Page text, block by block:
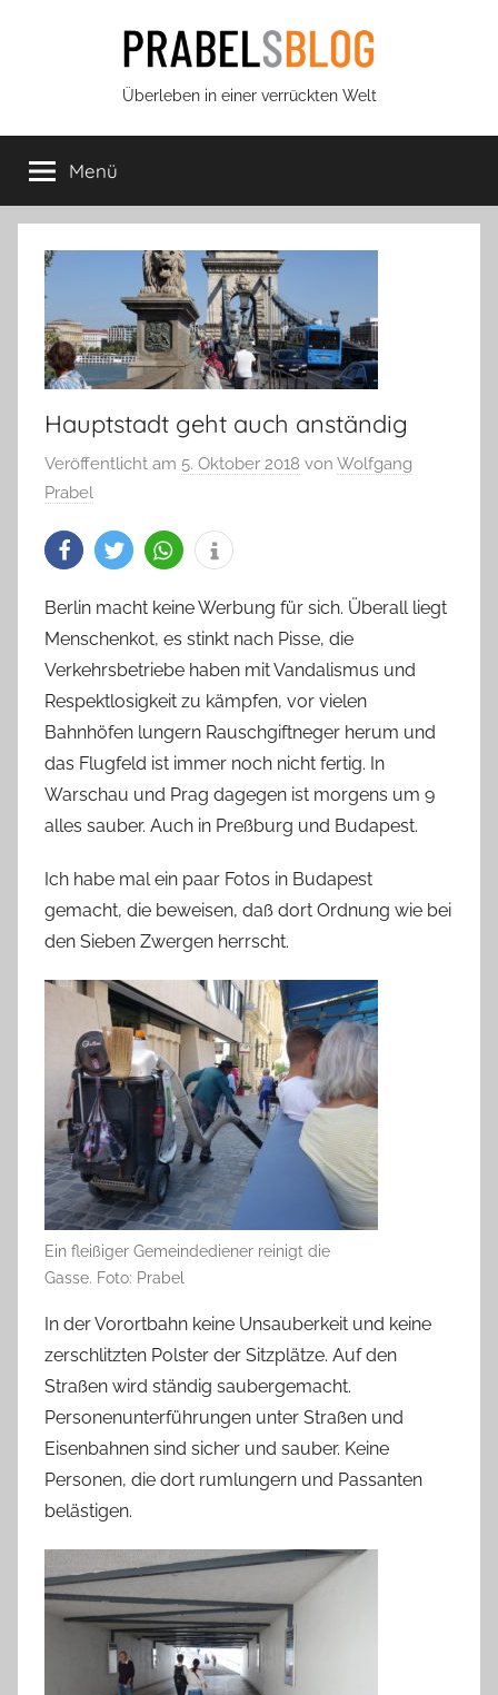
Prabels
Blog
Überleben in einer verrückten Welt
Menü
Hauptstadt geht auch anständig
Veröffentlicht am 5. Oktober 2018 von Wolfgang
Prabel
Berlin macht keine Werbung für sich. Überall liegt
Menschenkot, es stinkt nach Pisse, die
Verkehrsbetriebe haben mit Vandalismus und
Respektlosigkeit zu kämpfen, vor vielen
Bahnhöfen lungern Rauschgiftneger herum und
das Flugfeld ist immer noch nicht fertig. In
Warschau und Prag dagegen ist morgens um 9
alles sauber. Auch in Preßburg und Budapest.
Ich habe mal ein paar Fotos in Budapest
gemacht, die beweisen, daß dort Ordnung wie bei
den Sieben Zwergen herrscht.
Ein fleißiger Gemeindediener reinigt die
Gasse. Foto: Prabel
In der Vorortbahn keine Unsauberkeit und keine
zerschlitzten Polster der Sitzplätze. Auf den
Straßen wird ständig saubergemacht.
Personenunterführungen unter Straßen und
Eisenbahnen sind sicher und sauber. Keine
Personen, die dort rumlungern und Passanten
belästigen.